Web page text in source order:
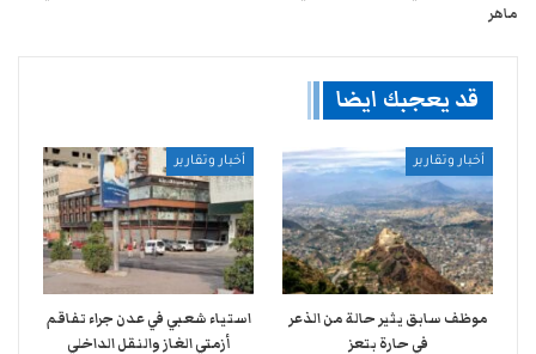
ماهر
قد يعجبك ايضا
أخبار وتقارير
موظف سابق يثير حالة من الذعر
في حارة بتعز
أخبار وتقارير
استياء شعبي في عدن جراء تفاقم
أزمتي الغاز والنقل الداخلي